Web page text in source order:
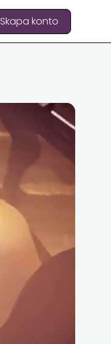
Skapa konto